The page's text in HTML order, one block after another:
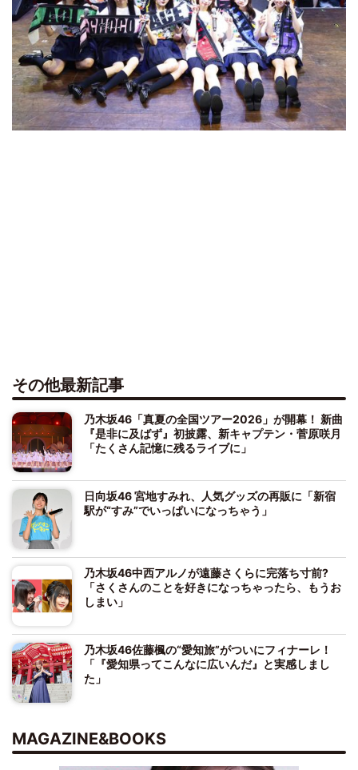
その他最新記事
乃木坂46「真夏の全国ツアー2026」が開幕！ 新曲
『是非に及ばず』初披露、新キャプテン・菅原咲月
「たくさん記憶に残るライブに」
日向坂46 宮地すみれ、人気グッズの再販に「新宿
駅が“すみ”でいっぱいになっちゃう」
乃木坂46中西アルノが遠藤さくらに完落ち寸前?
「さくさんのことを好きになっちゃったら、もうお
しまい」
乃木坂46佐藤楓の“愛知旅”がついにフィナーレ！
「『愛知県ってこんなに広いんだ』と実感しまし
た」
MAGAZINE&BOOKS